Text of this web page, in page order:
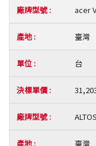
acer
臺灣
台
臺灣